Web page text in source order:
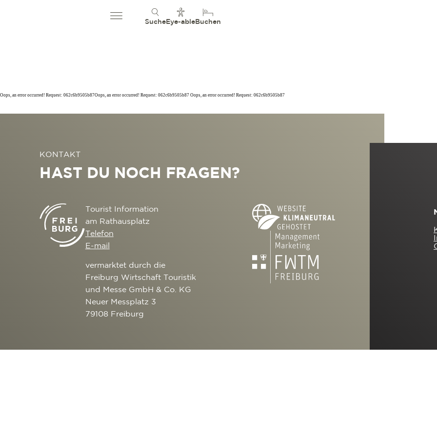
Suche Eye-able Buchen
Oops, an error occurred! Request: 062c6b9505b87Oops, an error occurred! Request: 062c6b9505b87 Oops, an error occurred! Request: 062c6b9505b87
KONTAKT
HAST DU NOCH FRAGEN?
Tourist Information
am Rathausplatz
Telefon
E-mail
vermarktet durch die
Freiburg Wirtschaft Touristik
und Messe GmbH & Co. KG
Neuer Messplatz 3
79108 Freiburg